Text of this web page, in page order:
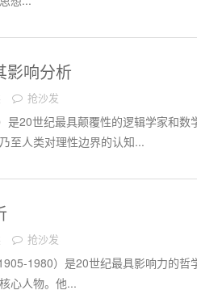
影响分析
抢沙发
20世纪最具颠覆性的逻辑学家和数
至人类对理性边界的认知...
抢沙发
1980）是20世纪最具影响力的哲
心人物。他...